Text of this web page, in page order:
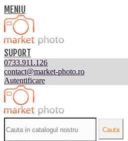
MENIU
SUPORT
0733.911.126
contact@market-photo.ro
Autentificare
Cauta